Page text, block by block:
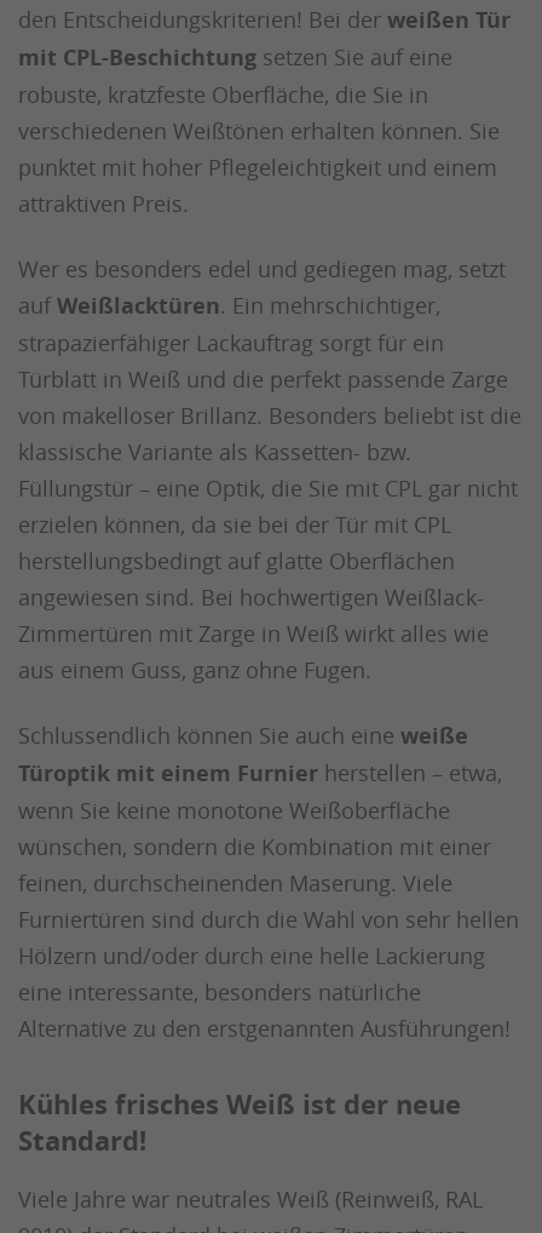
den Entscheidungskriterien! Bei der weißen Tür
mit CPL-Beschichtung setzen Sie auf eine
robuste, kratzfeste Oberfläche, die Sie in
verschiedenen Weißtönen erhalten können. Sie
punktet mit hoher Pflegeleichtigkeit und einem
attraktiven Preis.
Wer es besonders edel und gediegen mag, setzt
aufWeißlacktüren. Ein mehrschichtiger,
strapazierfähiger Lackauftrag sorgt für ein
Türblatt in Weiß und die perfekt passende Zarge
von makelloser Brillanz. Besonders beliebt ist die
klassische Variante als Kassetten- bzw.
Füllungstür – eine Optik, die Sie mit CPL gar nicht
erzielen können, da sie bei der Tür mit CPL
herstellungsbedingt auf glatte Oberflächen
angewiesen sind. Bei hochwertigen Weißlack-
Zimmertüren mit Zarge in Weiß wirkt alles wie
aus einem Guss, ganz ohne Fugen.
Schlussendlich können Sie auch eine weiße
Türoptik mit einem Furnier herstellen – etwa,
wenn Sie keine monotone Weißoberfläche
wünschen, sondern die Kombination mit einer
feinen, durchscheinenden Maserung. Viele
Furniertüren sind durch die Wahl von sehr hellen
Hölzern und/oder durch eine helle Lackierung
eine interessante, besonders natürliche
Alternative zu den erstgenannten Ausführungen!
Kühles frisches Weiß ist der neue
Standard!
Viele Jahre war neutrales Weiß (Reinweiß, RAL